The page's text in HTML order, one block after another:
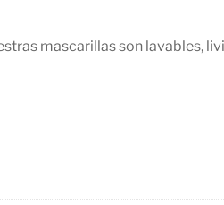
mascarillas son lavables,